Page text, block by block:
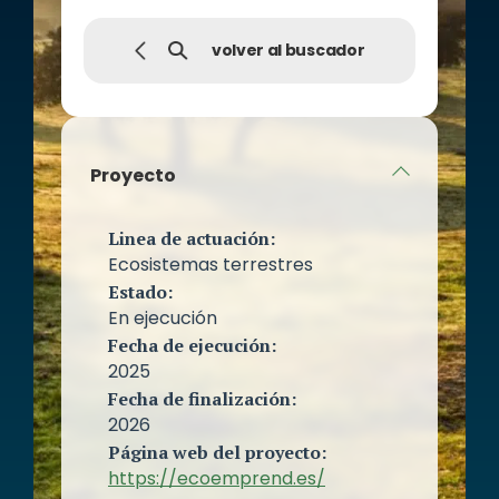
Proyecto
Linea de actuación:
Ecosistemas terrestres
Estado:
En ejecución
Fecha de ejecución:
2025
Fecha de finalización:
2026
Página web del proyecto:
https://ecoemprend.es/
volver al buscador